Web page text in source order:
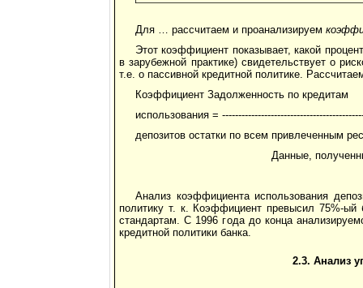
Для … рассчитаем и проанализируем
Этот коэффициент показывает, какой
в зарубежной практике) свидетельствует о
т.е. о пассивной кредитной политике.
Коэффициент Задолженность по кредитам
использования =
депозитов остатки по всем привлеченным
Данные,
Анализ коэффициента использования
политику т. к. Коэффициент превысил 75%-ый
стандартам. С 1996 года до конца
кредитной политики банка.
2.3. Анализ